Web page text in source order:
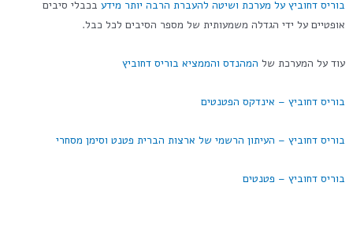
בוריס דחוביץ על מערכת ושיטה להעברת הרבה יותר מידע בכבלי סיבים
אופטיים על ידי הגדלה משמעותית של מספר הסיבים לכל כבל.
עוד על המערכת של המהנדס והממציא בוריס דחוביץ
בוריס דחוביץ – אינדקס הפטנטים
בוריס דחוביץ – העיתון הרשמי של ארצות הברית פטנט וסימן מסחרי
בוריס דחוביץ – פטנטים